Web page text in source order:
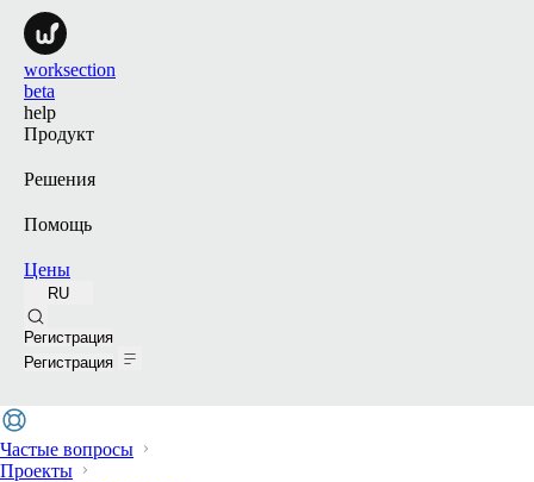
worksection
beta
help
Продукт
Решения
Помощь
Цены
RU
Регистрация
Регистрация
Частые вопросы
Проекты